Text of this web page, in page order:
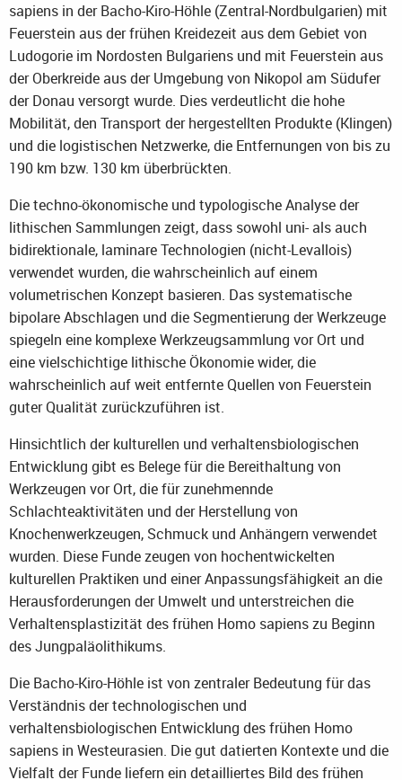
sapiens in der Bacho-Kiro-Höhle (Zentral-Nordbulgarien) mit
Feuerstein aus der frühen Kreidezeit aus dem Gebiet von
Ludogorie im Nordosten Bulgariens und mit Feuerstein aus
der Oberkreide aus der Umgebung von Nikopol am Südufer
der Donau versorgt wurde. Dies verdeutlicht die hohe
Mobilität, den Transport der hergestellten Produkte (Klingen)
und die logistischen Netzwerke, die Entfernungen von bis zu
190 km bzw. 130 km überbrückten.
Die techno-ökonomische und typologische Analyse der
lithischen Sammlungen zeigt, dass sowohl uni- als auch
bidirektionale, laminare Technologien (nicht-Levallois)
verwendet wurden, die wahrscheinlich auf einem
volumetrischen Konzept basieren. Das systematische
bipolare Abschlagen und die Segmentierung der Werkzeuge
spiegeln eine komplexe Werkzeugsammlung vor Ort und
eine vielschichtige lithische Ökonomie wider, die
wahrscheinlich auf weit entfernte Quellen von Feuerstein
guter Qualität zurückzuführen ist.
Hinsichtlich der kulturellen und verhaltensbiologischen
Entwicklung gibt es Belege für die Bereithaltung von
Werkzeugen vor Ort, die für zunehmennde
Schlachteaktivitäten und der Herstellung von
Knochenwerkzeugen, Schmuck und Anhängern verwendet
wurden. Diese Funde zeugen von hochentwickelten
kulturellen Praktiken und einer Anpassungsfähigkeit an die
Herausforderungen der Umwelt und unterstreichen die
Verhaltensplastizität des frühen Homo sapiens zu Beginn
des Jungpaläolithikums.
Die Bacho-Kiro-Höhle ist von zentraler Bedeutung für das
Verständnis der technologischen und
verhaltensbiologischen Entwicklung des frühen Homo
sapiens in Westeurasien. Die gut datierten Kontexte und die
Vielfalt der Funde liefern ein detailliertes Bild des frühen